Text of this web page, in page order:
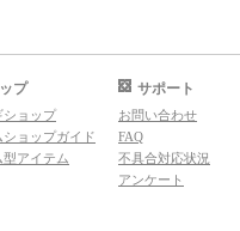
プ
ショップ
ショップガイド
型アイテム
サポート
お問い合わせ
FAQ
不具合対応状況
アンケート